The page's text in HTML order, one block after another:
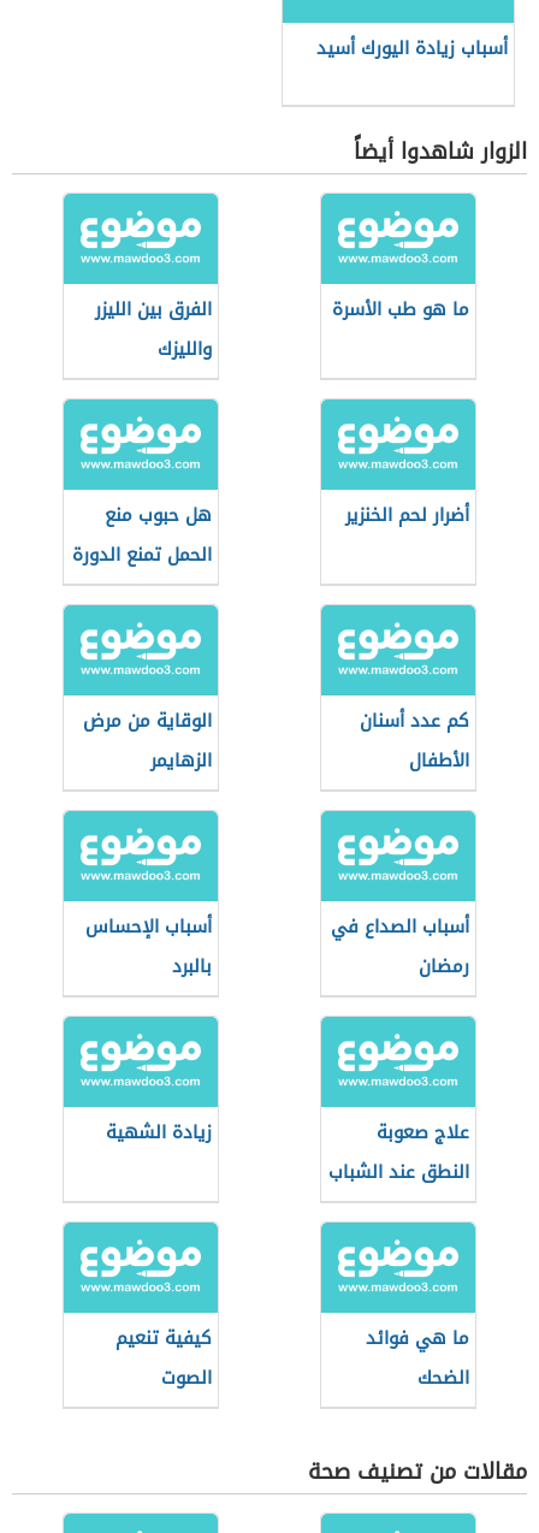
أسباب زيادة اليورك أسيد
الزوار شاهدوا أيضاً
ما هو طب الأسرة
الفرق بين الليزر
والليزك
أضرار لحم الخنزير
هل حبوب منع
الحمل تمنع الدورة
كم عدد أسنان
الأطفال
الوقاية من مرض
الزهايمر
أسباب الصداع في
رمضان
أسباب الإحساس
بالبرد
علاج صعوبة
النطق عند الشباب
زيادة الشهية
ما هي فوائد
الضحك
كيفية تنعيم
الصوت
مقالات من تصنيف صحة